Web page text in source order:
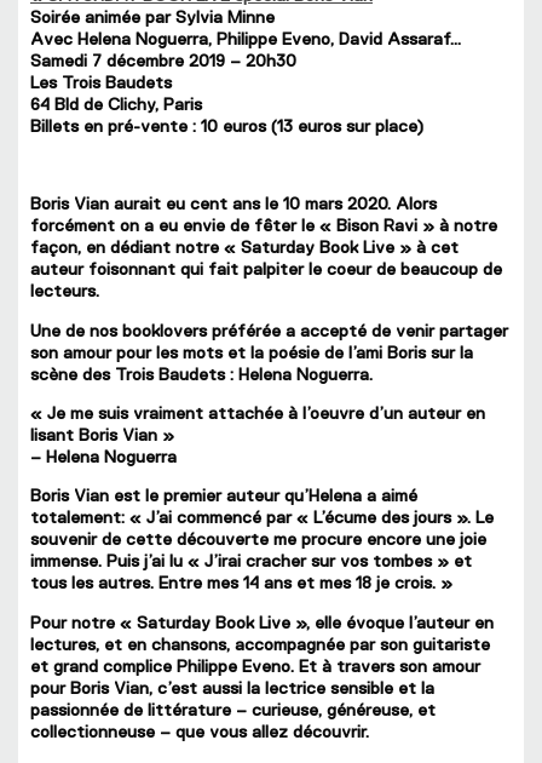
Soirée animée par Sylvia Minne
Avec Helena Noguerra, Philippe Eveno, David Assaraf…
Samedi 7 décembre 2019 – 20h30
Les Trois Baudets
64 Bld de Clichy, Paris
Billets en pré-vente : 10 euros (13 euros sur place)
Boris Vian aurait eu cent ans le 10 mars 2020. Alors
forcément on a eu envie de fêter le « Bison Ravi » à notre
façon, en dédiant notre « Saturday Book Live » à cet
auteur foisonnant qui fait palpiter le coeur de beaucoup de
lecteurs.
Une de nos booklovers préférée a accepté de venir partager
son amour pour les mots et la poésie de l’ami Boris sur la
scène des Trois Baudets : Helena Noguerra.
« Je me suis vraiment attachée à l’oeuvre d’un auteur en
lisant Boris Vian »
– Helena Noguerra
Boris Vian est le premier auteur qu’Helena a aimé
totalement: « J’ai commencé par « L’écume des jours ». Le
souvenir de cette découverte me procure encore une joie
immense. Puis j’ai lu « J’irai cracher sur vos tombes » et
tous les autres. Entre mes 14 ans et mes 18 je crois. »
Pour notre « Saturday Book Live », elle évoque l’auteur en
lectures, et en chansons, accompagnée par son guitariste
et grand complice Philippe Eveno. Et à travers son amour
pour Boris Vian, c’est aussi la lectrice sensible et la
passionnée de littérature – curieuse, généreuse, et
collectionneuse – que vous allez découvrir.